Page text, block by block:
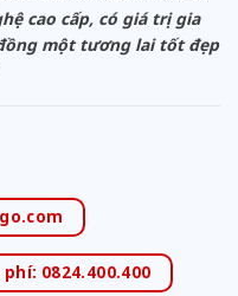
cao cấp, có giá trị gia
một tương lai tốt đẹp
0824.400.400